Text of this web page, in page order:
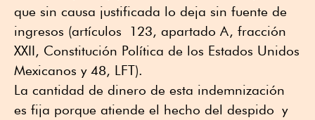
que sin causa justificada lo deja sin fuente de
ingresos (artículos 123, apartado A, fracción
XXII, Constitución Política de los Estados Unidos
Mexicanos y 48, LFT).
La cantidad de dinero de esta indemnización
es fija porque atiende el hecho del despido y